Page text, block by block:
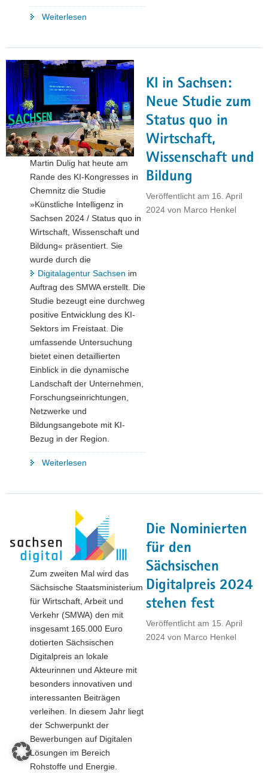
Weiterlesen
Martin
Dulig
und
Gäste
diskutierten
über
das
richtige
Maß
an
Maßgaben"
KI in Sachsen:
Neue Studie zum
Status quo in
Wirtschaft,
Wissenschaft und
Bildung
Veröffentlicht am 16. April
2024 von Marco Henkel
Martin Dulig hat heute am
Rande des KI-Kongresses in
Chemnitz die Studie
»Künstliche Intelligenz in
Sachsen 2024 / Status quo in
Wirtschaft, Wissenschaft und
Bildung« präsentiert. Sie
wurde durch die
Digitalagentur Sachsen im
Auftrag des SMWA erstellt. Die
Studie bezeugt eine durchweg
positive Entwicklung des KI-
Sektors im Freistaat. Die
umfassende Untersuchung
bietet einen detaillierten
Einblick in die dynamische
Landschaft der Unternehmen,
Forschungseinrichtungen,
Netzwerke und
Bildungsangebote mit KI-
Bezug in der Region.
Weiterlesen
Studie
zum
Status
quo
in
Wirtschaft,
Wissenschaft
und
Bildung"
Die Nominierten
für den
Sächsischen
Digitalpreis 2024
stehen fest
Veröffentlicht am 15. April
2024 von Marco Henkel
Zum zweiten Mal wird das
Sächsische Staatsministerium
für Wirtschaft, Arbeit und
Verkehr (SMWA) den mit
insgesamt 165.000 Euro
dotierten Sächsischen
Digitalpreis an lokale
Akteurinnen und Akteure mit
besonders innovativen und
interessanten Beiträgen
verleihen. In diesem Jahr liegt
der Schwerpunkt der
Bewerbungen auf Digitalen
Lösungen im Bereich
Rohstoffe und Energie.